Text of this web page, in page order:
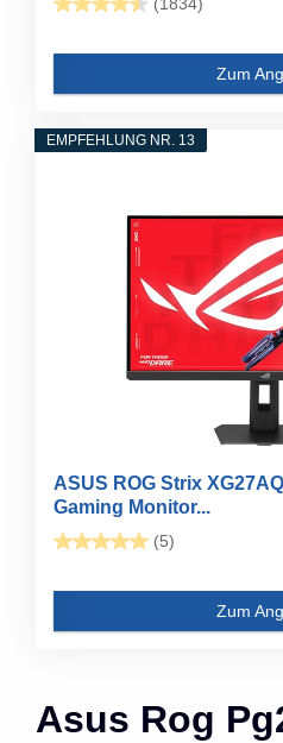
Zum
EMPFEHLUNG NR. 13
ASUS ROG Strix
Gaming Monitor...
(5)
Zum
Asus Rog